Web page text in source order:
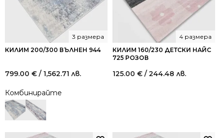
КИЛИМ 200/300 ВЪЛНЕН 944
3 размера
799.00 € / 1,562.71 лв.
Комбинирайте
КИЛИМ 160/230 ДЕТСКИ НАЙС
725 РОЗОВ
4 размера
125.00 € / 244.48 лв.